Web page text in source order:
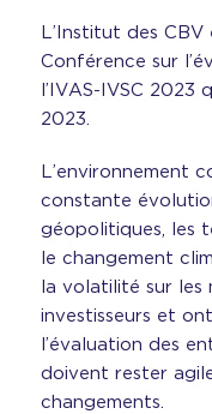
L’Institut des
Conférence sur
l’IVAS-IVSC
2023.
L’environnement
constante
géopolitiques, les
le changement
la volatilité sur les
investisseurs et
l’évaluation des
doivent rester
changements.